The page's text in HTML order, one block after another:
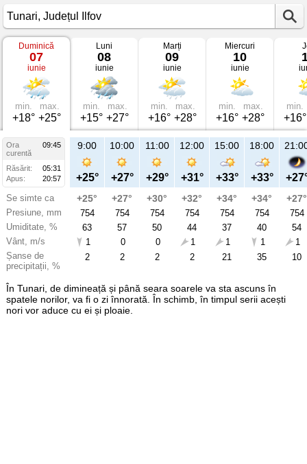
Vremea
Tunari
07
iunie
2026
Județul
Ilfov
Duminică
07
iunie
min.
+18°
max.
+25°
Luni
08
iunie
min.
+15°
max.
+27°
Marți
09
iunie
min.
+16°
max.
+28°
Miercuri
10
iunie
min.
+16°
max.
+28°
min.
+16°
Ora
09:45
curentă
Răsărit:
05:31
Apus:
20:57
Se simte ca
Presiune, mm
Umiditate, %
Vânt, m/s
Șanse de
precipitații, %
9:00
+25°
+25°
754
63
1
2
10:00
+27°
+27°
754
57
0
2
11:00
+29°
+30°
754
50
0
2
12:00
+31°
+32°
754
44
1
2
15:00
+33°
+34°
754
37
1
21
18:00
+33°
+34°
754
40
1
35
+27°
754
54
1
10
În Tunari, de dimineață și până seara soarele va sta ascuns în
spatele norilor, va fi o zi înnorată. În schimb, în timpul serii acești
nori vor aduce cu ei și ploaie.